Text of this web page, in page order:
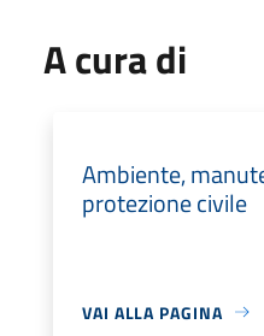
A cura di
Ambiente,
protezione civile
VAI ALLA PAGINA